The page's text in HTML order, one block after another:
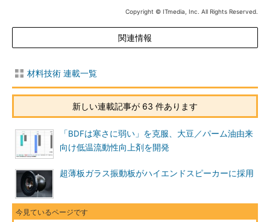
Copyright © ITmedia, Inc. All Rights Reserved.
関連情報
材料技術 連載一覧
新しい連載記事が 63 件あります
「BDFは寒さに弱い」を克服、大豆／パーム油由来
向け低温流動性向上剤を開発
超薄板ガラス振動板がハイエンドスピーカーに採用